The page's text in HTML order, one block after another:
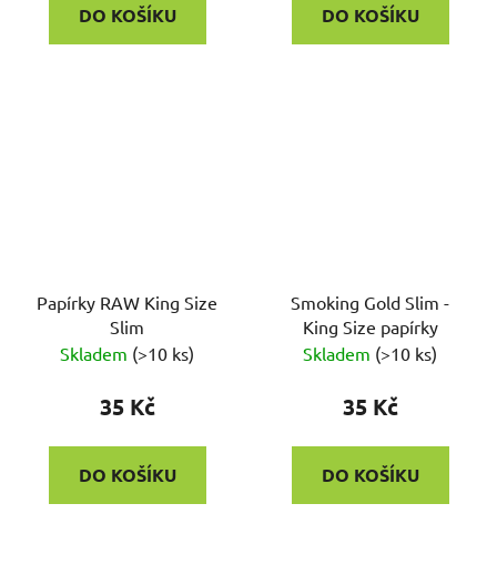
DO KOŠÍKU DO KOŠÍKU
Papírky RAW King Size
Slim
Skladem (>10 ks)
35 Kč
DO KOŠÍKU
Smoking Gold Slim -
King Size papírky
Skladem (>10 ks)
35 Kč
DO KOŠÍKU